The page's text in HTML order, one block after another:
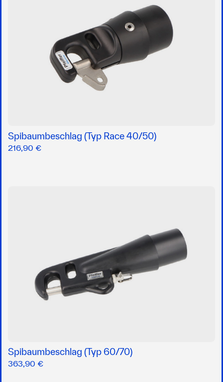
Spibaumbeschlag (Typ Race 40/50)
216,90 €
Spibaumbeschlag (Typ 60/70)
363,90 €